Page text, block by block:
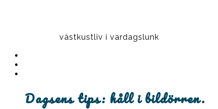
västkustliv i vardagslunk
Dagsens tips: håll i bildörren.